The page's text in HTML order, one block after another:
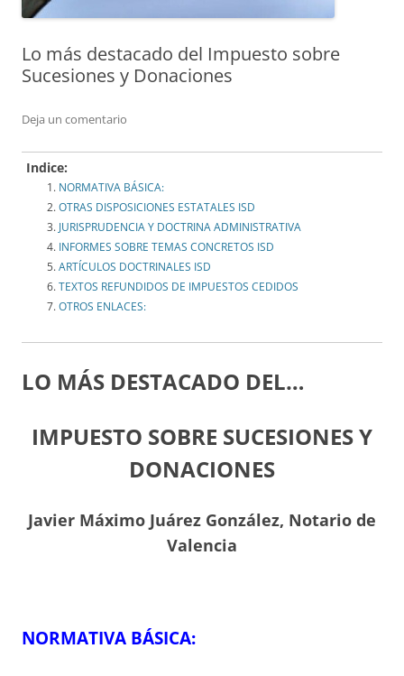
Lo más destacado del Impuesto sobre
Sucesiones y Donaciones
Deja un comentario
Indice:
NORMATIVA BÁSICA:
OTRAS DISPOSICIONES ESTATALES ISD
JURISPRUDENCIA Y DOCTRINA ADMINISTRATIVA
INFORMES SOBRE TEMAS CONCRETOS ISD
ARTÍCULOS DOCTRINALES ISD
TEXTOS REFUNDIDOS DE IMPUESTOS CEDIDOS
OTROS ENLACES:
LO MÁS DESTACADO DEL…
IMPUESTO SOBRE SUCESIONES Y
DONACIONES
Javier Máximo Juárez González, Notario de
Valencia
NORMATIVA BÁSICA: